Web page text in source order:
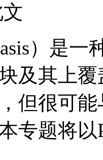
）是
及其上
但很可
专题将